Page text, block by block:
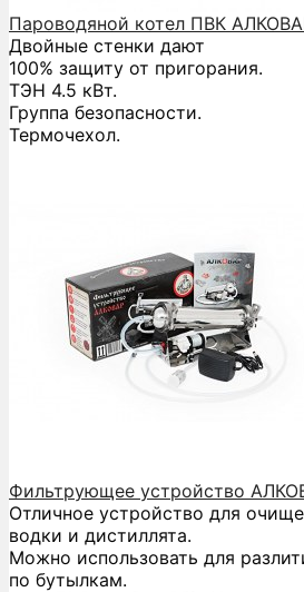
Пароводяной котел ПВК
Двойные стенки дают
100% защиту от пригорания.
ТЭН 4.5 кВт.
Группа безопасности.
Термочехол.
Фильтрующее устройство
Отличное устройство для
водки и дистиллята.
Можно использовать для
по бутылкам.